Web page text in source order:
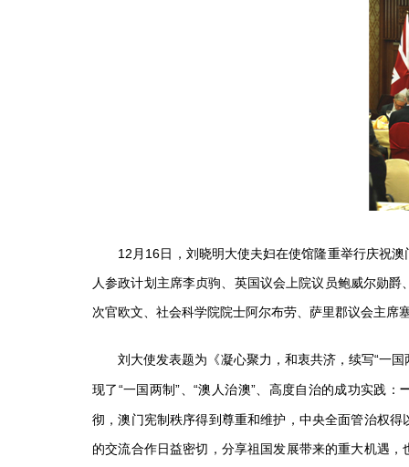
12月16日，刘晓明大使夫妇在使馆隆重举行庆祝澳
人参政计划主席李贞驹、英国议会上院议员鲍威尔勋
次官欧文、社会科学院院士阿尔布劳、萨里郡议会主
刘大使发表题为《凝心聚力，和衷共济，续写“一国
现了“一国两制”、“澳人治澳”、高度自治的成功实践：
彻，澳门宪制秩序得到尊重和维护，中央全面管治权
的交流合作日益密切，分享祖国发展带来的重大机遇